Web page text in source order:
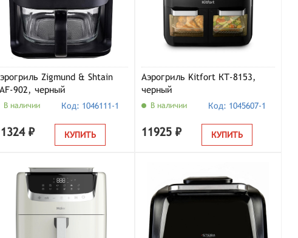
Zigmund & Shtain
902, черный
В наличии Код: 1046111-1
₽ КУПИТЬ
Аэрогриль Kitfort КТ-8153,
черный
В наличии Код: 1045607-1
11925 ₽ КУПИТЬ